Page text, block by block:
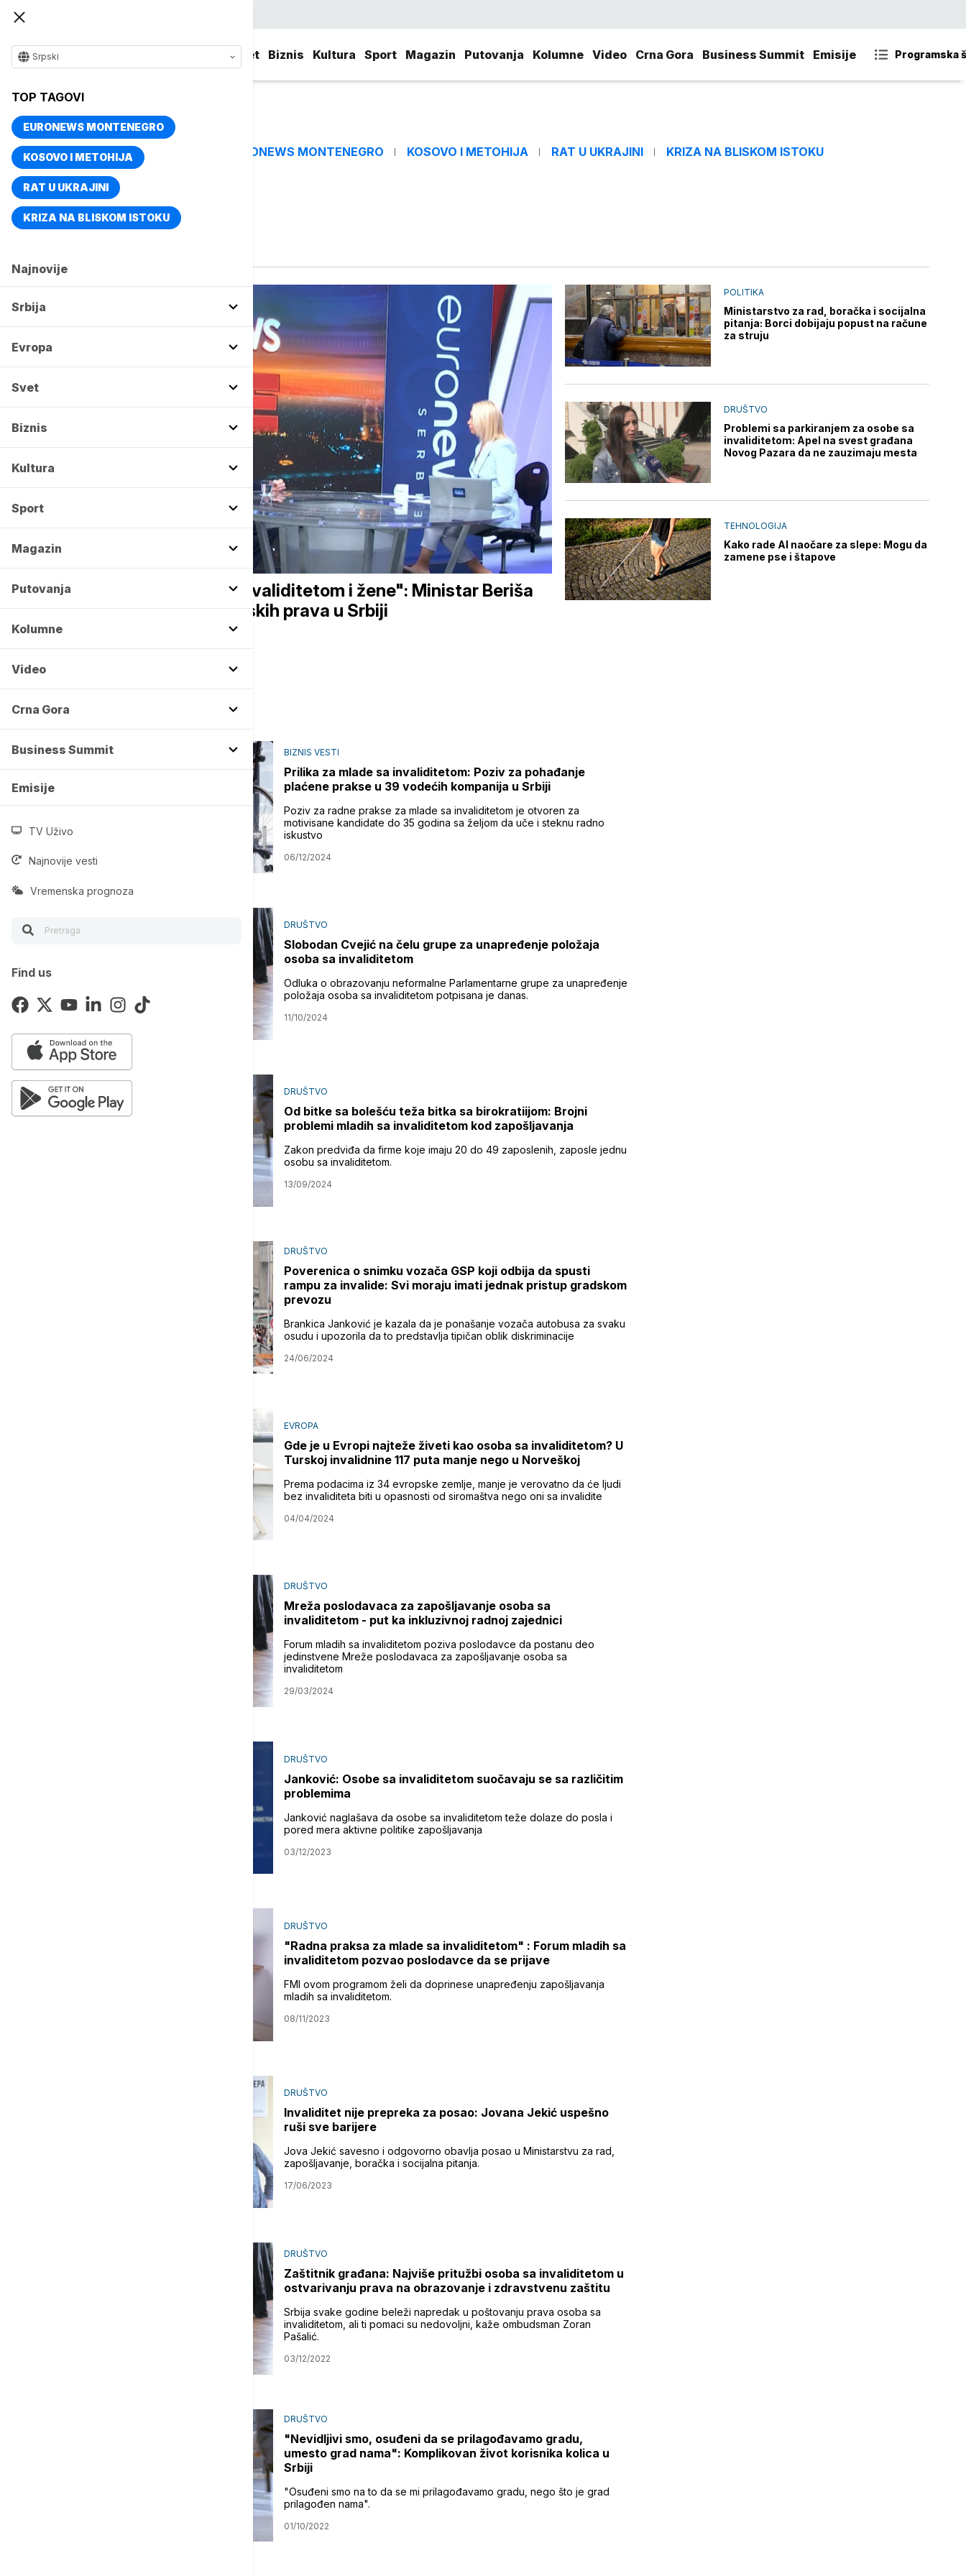
Svet Biznis Kultura Sport Magazin Putovanja Kolumne Video Crna Gora Business Summit Emisije Programska
Srpski
TOP TAGOVI
EURONEWS MONTENEGRO
KOSOVO I METOHIJA
RAT U UKRAJINI
KRIZA NA BLISKOM ISTOKU
Najnovije
Srbija
Evropa
Svet
Biznis
Kultura
Sport
Magazin
Putovanja
Kolumne
Video
Crna Gora
Business Summit
Emisije
TV Uživo
Najnovije vesti
Vremenska prognoza
Find us
TOP TAGOVI EURONEWS MONTENEGRO KOSOVO I METOHIJA RAT U UKRAJINI KRIZA NA BLISKOM ISTOKU
Vise o temi
Invalidi
DRUŠTVO
"Najugroženije osobe sa invaliditetom i žene": Ministar Beriša
za Euronews o zaštita ljudskih prava u Srbiji
POLITIKA
Ministarstvo za rad, boračka i socijalna
pitanja: Borci dobijaju popust na račune
za struju
DRUŠTVO
Problemi sa parkiranjem za osobe sa
invaliditetom: Apel na svest građana
Novog Pazara da ne zauzimaju mesta
TEHNOLOGIJA
Kako rade AI naočare za slepe: Mogu da
zamene pse i štapove
BIZNIS VESTI
Prilika za mlade sa invaliditetom: Poziv za pohađanje
plaćene prakse u 39 vodećih kompanija u Srbiji
Poziv za radne prakse za mlade sa invaliditetom je otvoren za
motivisane kandidate do 35 godina sa željom da uče i steknu radno
iskustvo
06/12/2024
DRUŠTVO
Slobodan Cvejić na čelu grupe za unapređenje položaja
osoba sa invaliditetom
Odluka o obrazovanju neformalne Parlamentarne grupe za unapređenje
položaja osoba sa invaliditetom potpisana je danas.
11/10/2024
DRUŠTVO
Od bitke sa bolešću teža bitka sa birokratiijom: Brojni
problemi mladih sa invaliditetom kod zapošljavanja
Zakon predviđa da firme koje imaju 20 do 49 zaposlenih, zaposle jednu
osobu sa invaliditetom.
13/09/2024
DRUŠTVO
Poverenica o snimku vozača GSP koji odbija da spusti
rampu za invalide: Svi moraju imati jednak pristup gradskom
prevozu
Brankica Janković je kazala da je ponašanje vozača autobusa za svaku
osudu i upozorila da to predstavlja tipičan oblik diskriminacije
24/06/2024
EVROPA
Gde je u Evropi najteže živeti kao osoba sa invaliditetom? U
Turskoj invalidnine 117 puta manje nego u Norveškoj
Prema podacima iz 34 evropske zemlje, manje je verovatno da će ljudi
bez invaliditeta biti u opasnosti od siromaštva nego oni sa invalidite
04/04/2024
DRUŠTVO
Mreža poslodavaca za zapošljavanje osoba sa
invaliditetom - put ka inkluzivnoj radnoj zajednici
Forum mladih sa invaliditetom poziva poslodavce da postanu deo
jedinstvene Mreže poslodavaca za zapošljavanje osoba sa
invaliditetom
29/03/2024
DRUŠTVO
Janković: Osobe sa invaliditetom suočavaju se sa različitim
problemima
Janković naglašava da osobe sa invaliditetom teže dolaze do posla i
pored mera aktivne politike zapošljavanja
03/12/2023
DRUŠTVO
"Radna praksa za mlade sa invaliditetom" : Forum mladih sa
invaliditetom pozvao poslodavce da se prijave
FMI ovom programom želi da doprinese unapređenju zapošljavanja
mladih sa invaliditetom.
08/11/2023
DRUŠTVO
Invaliditet nije prepreka za posao: Jovana Jekić uspešno
ruši sve barijere
Jova Jekić savesno i odgovorno obavlja posao u Ministarstvu za rad,
zapošljavanje, boračka i socijalna pitanja.
17/06/2023
DRUŠTVO
Zaštitnik građana: Najviše pritužbi osoba sa invaliditetom u
ostvarivanju prava na obrazovanje i zdravstvenu zaštitu
Srbija svake godine beleži napredak u poštovanju prava osoba sa
invaliditetom, ali ti pomaci su nedovoljni, kaže ombudsman Zoran
Pašalić.
03/12/2022
DRUŠTVO
"Nevidljivi smo, osuđeni da se prilagođavamo gradu,
umesto grad nama": Komplikovan život korisnika kolica u
Srbiji
"Osuđeni smo na to da se mi prilagođavamo gradu, nego što je grad
prilagođen nama".
01/10/2022